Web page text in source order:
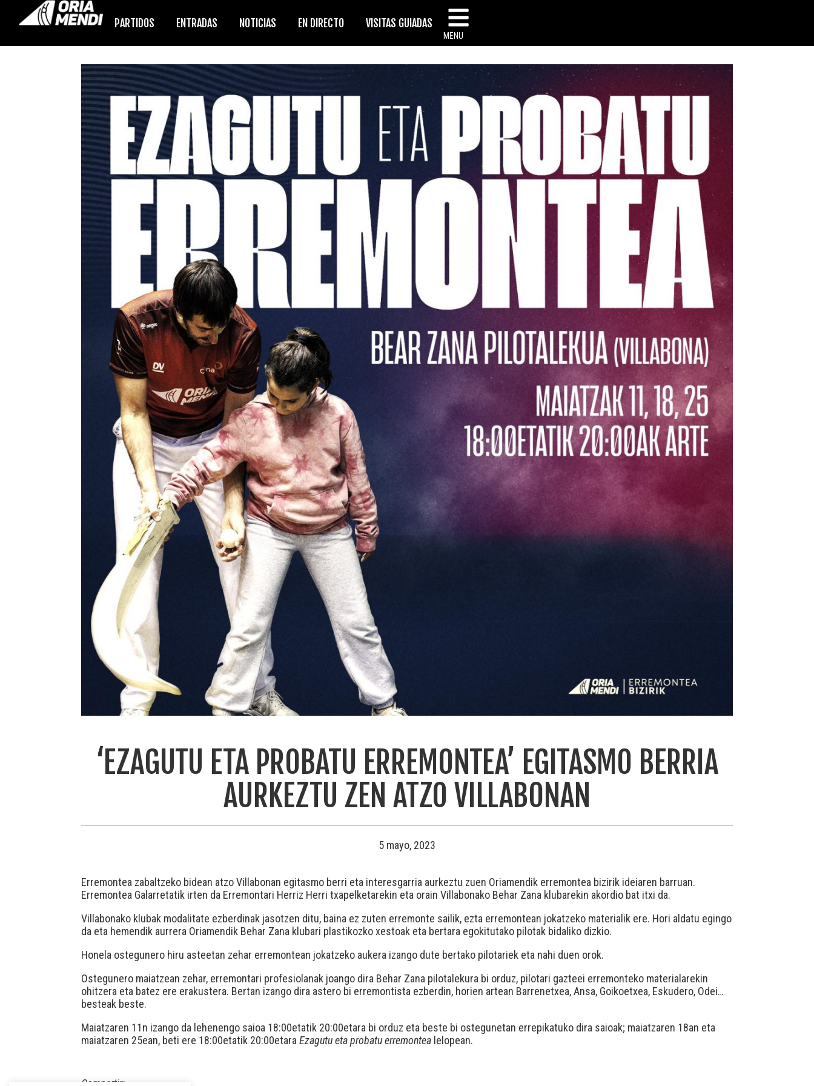
PARTIDOS ENTRADAS NOTICIAS EN DIRECTO VISITAS GUIADAS
MENU
‘EZAGUTU ETA PROBATU ERREMONTEA’ EGITASMO BERRIA
AURKEZTU ZEN ATZO VILLABONAN
5 mayo, 2023
Erremontea zabaltzeko bidean atzo Villabonan egitasmo berri eta interesgarria aurkeztu zuen Oriamendik erremontea bizirik ideiaren barruan.
Erremontea Galarretatik irten da Erremontari Herriz Herri txapelketarekin eta orain Villabonako Behar Zana klubarekin akordio bat itxi da.
Villabonako klubak modalitate ezberdinak jasotzen ditu, baina ez zuten erremonte sailik, ezta erremontean jokatzeko materialik ere. Hori aldatu egingo
da eta hemendik aurrera Oriamendik Behar Zana klubari plastikozko xestoak eta bertara egokitutako pilotak bidaliko dizkio.
Honela ostegunero hiru asteetan zehar erremontean jokatzeko aukera izango dute bertako pilotariek eta nahi duen orok.
Ostegunero maiatzean zehar, erremontari profesiolanak joango dira Behar Zana pilotalekura bi orduz, pilotari gazteei erremonteko materialarekin
ohitzera eta batez ere erakustera. Bertan izango dira astero bi erremontista ezberdin, horien artean Barrenetxea, Ansa, Goikoetxea, Eskudero, Odei…
besteak beste.
Maiatzaren 11n izango da lehenengo saioa 18:00etatik 20:00etara bi orduz eta beste bi ostegunetan errepikatuko dira saioak; maiatzaren 18an eta
maiatzaren 25ean, beti ere 18:00etatik 20:00etaraEzagutu eta probatu erremontea lelopean.
Compartir: